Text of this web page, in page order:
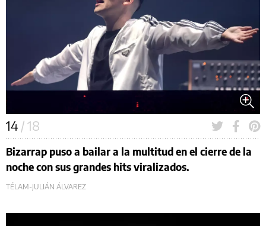
14 / 18
Bizarrap puso a bailar a la multitud en el cierre de la
noche con sus grandes hits viralizados.
TÉLAM-JULIÁN ÁLVAREZ